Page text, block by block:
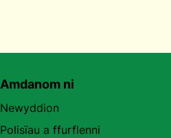
Amdanom ni
Newyddion
Polisïau a ffurflenni